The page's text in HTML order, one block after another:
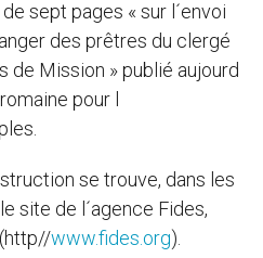
sept pages « sur l´envoi
des prêtres du clergé
de Mission » publié aujourd
pour l
se trouve, dans les
site de l´agence Fides,
www.fides.org).